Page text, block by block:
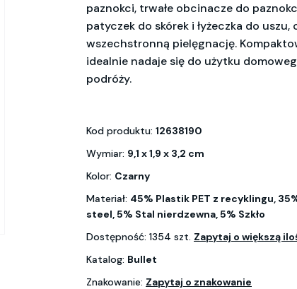
paznokci, trwałe obcinacze do
patyczek do skórek i łyżeczka do uszu,
wszechstronną pielęgnację.
idealnie nadaje się do użytku
podróży.
Kod produktu: 12638190
Wymiar: 9,1 x 1,9 x 3,2 cm
Kolor: Czarny
Materiał: 45% Plastik PET z recyklingu,
steel, 5% Stal nierdzewna, 5% Szkło
Dostępność: 1354 szt. Zapytaj o większą
Katalog: Bullet
Znakowanie: Zapytaj o znakowanie